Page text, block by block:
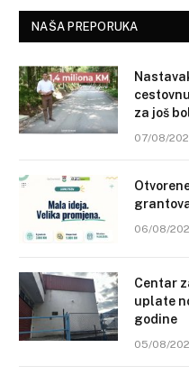
NAŠA PREPORUKA
za još
07/08/
06/08/
Centar
uplate
godine
05/08/